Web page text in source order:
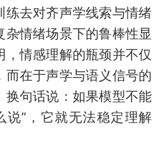
练去对齐声学线索与情绪
杂情绪场景下的鲁棒性显
，情感理解的瓶颈并不仅
而在于声学与语义信号的
换句话说：如果模型不能
说”，它就无法稳定理解